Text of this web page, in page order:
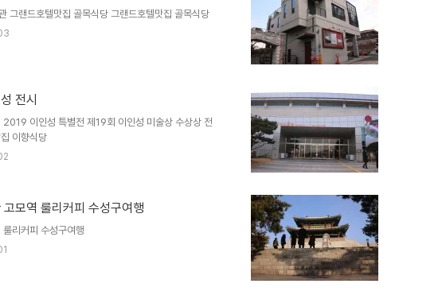
그랜드호텔맛집 골목식당 그랜드호텔맛집 골목식당
전시
2019 이인성 특별전 제19회 이인성 미술상 수상상 전
이향식당
모역 룰리커피 수성구여행
리커피 수성구여행